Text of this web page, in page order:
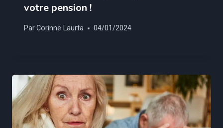
votre pension !
ParCorinne Laurta 04/01/2024